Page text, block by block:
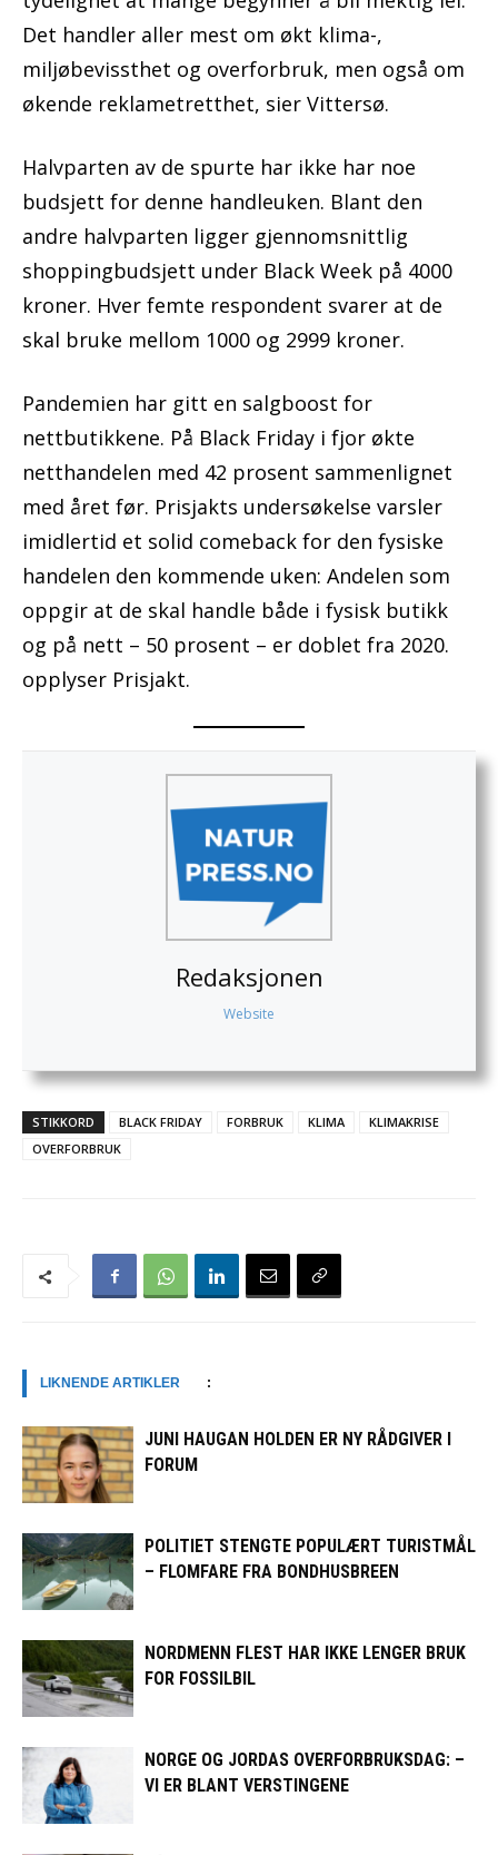
Det handler aller mest om økt klima-,
miljøbevissthet og overforbruk, men også om
økende reklametretthet, sier Vittersø.
Halvparten av de spurte har ikke har noe
budsjett for denne handleuken. Blant den
andre halvparten ligger gjennomsnittlig
shoppingbudsjett under Black Week på 4000
kroner. Hver femte respondent svarer at de
skal bruke mellom 1000 og 2999 kroner.
Pandemien har gitt en salgboost for
nettbutikkene. På Black Friday i fjor økte
netthandelen med 42 prosent sammenlignet
med året før. Prisjakts undersøkelse varsler
imidlertid et solid comeback for den fysiske
handelen den kommende uken: Andelen som
oppgir at de skal handle både i fysisk butikk
og på nett – 50 prosent – er doblet fra 2020.
opplyser Prisjakt.
Redaksjonen
Website
STIKKORD BLACK FRIDAY FORBRUK KLIMA
KLIMAKRISE
OVERFORBRUK
LIKNENDE ARTIKLER :
JUNI HAUGAN HOLDEN ER NY RÅDGIVER I
FORUM
POLITIET STENGTE POPULÆRT TURISTMÅL
– FLOMFARE FRA BONDHUSBREEN
NORDMENN FLEST HAR IKKE LENGER BRUK
FOR FOSSILBIL
NORGE OG JORDAS OVERFORBRUKSDAG: –
VI ER BLANT VERSTINGENE